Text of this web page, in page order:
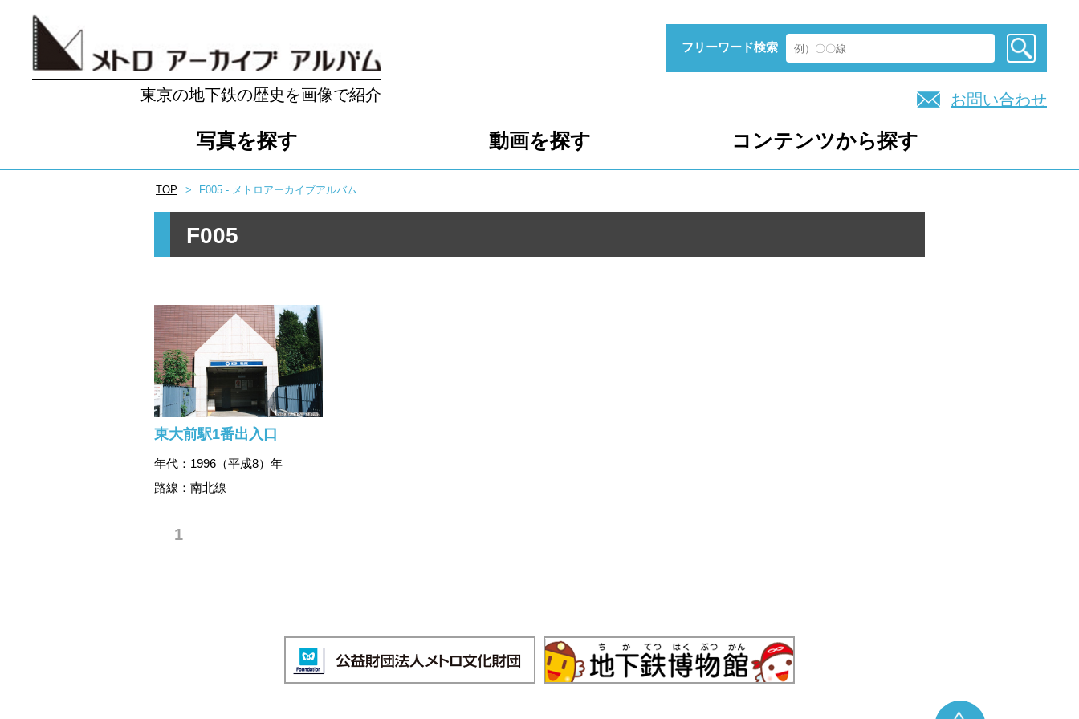
東京の地下鉄の歴史を画像で紹介
フリーワード検索
お問い合わせ
写真を探す 動画を探す コンテンツから探す
TOP F005 - メトロアーカイブアルバム
F005
東大前駅1番出入口
年代：1996（平成8）年
路線：南北線
1